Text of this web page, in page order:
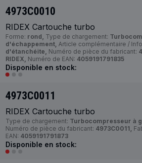
4973C0010
RIDEX Cartouche turbo
Forme: rond, Type de chargement:
d'échappement, Article complémentaire /
d'étanchéite, Numéro de pièce du fabricant:
RIDEX, Numéro de EAN: 4059191791835
Disponible en stock:
4973C0011
RIDEX Cartouche turbo
Type de chargement: Turbocompresseur à
Numéro de pièce du fabricant: 4973C0011,
EAN: 4059191791873
Disponible en stock: